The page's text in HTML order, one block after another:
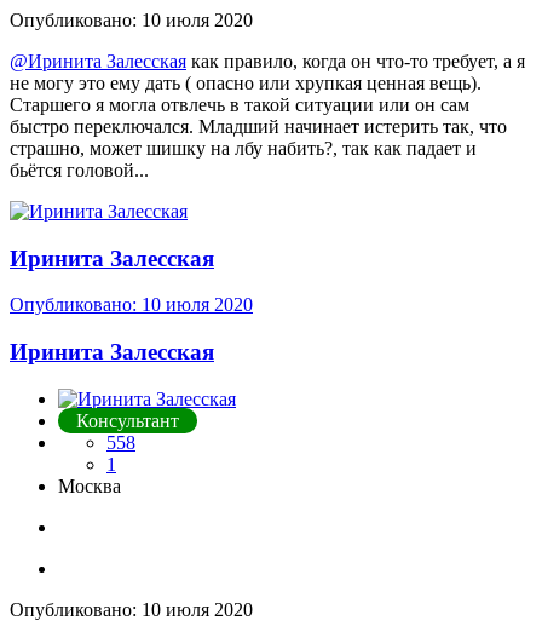
Опубликовано: 10 июля 2020
@Иринита Залесская как правило, когда он что-то требует, а я
не могу это ему дать ( опасно или хрупкая ценная вещь).
Старшего я могла отвлечь в такой ситуации или он сам
быстро переключался. Младший начинает истерить так, что
страшно, может шишку на лбу набить?, так как падает и
бьётся головой...
Иринита Залесская
Опубликовано: 10 июля 2020
Иринита Залесская
Консультант
558
1
Москва
Опубликовано: 10 июля 2020